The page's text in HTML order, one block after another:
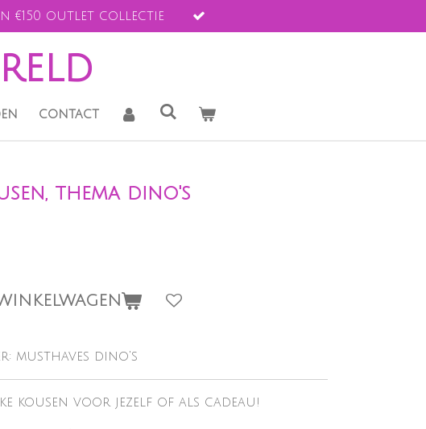
€150 outlet collectie
contact
thema dino's
musthaves dino's
kousen voor jezelf of als cadeau!